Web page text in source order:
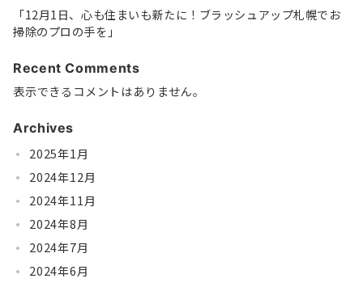
「12月1日、心も住まいも新たに！ブラッシュアップ札幌でお
掃除のプロの手を」
Recent Comments
表示できるコメントはありません。
Archives
2025年1月
2024年12月
2024年11月
2024年8月
2024年7月
2024年6月